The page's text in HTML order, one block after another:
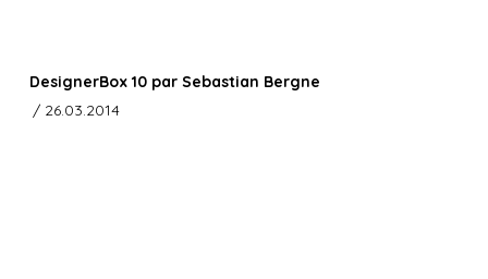
DesignerBox 10 par Sebastian Bergne
/ 26.03.2014